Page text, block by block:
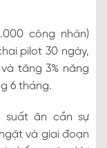
công nhân)
pilot 30 ngày,
tăng 3% năng
6 tháng.
suất ăn cần sự
và giai đoạn